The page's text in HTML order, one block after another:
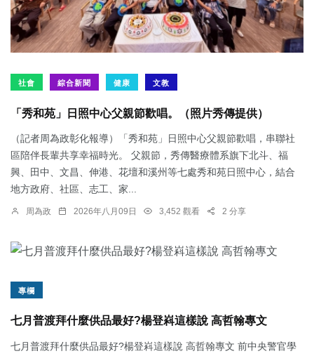
社會 綜合新聞 健康 文教
「秀和苑」日照中心父親節歡唱。（照片秀傳提供）
（記者周為政彰化報導）「秀和苑」日照中心父親節歡唱，串聯社
區陪伴長輩共享幸福時光。 父親節，秀傳醫療體系旗下北斗、福
興、田中、文昌、伸港、花壇和溪州等七處秀和苑日照中心，結合
地方政府、社區、志工、家...
周為政 2026年八月09日 3,452 觀看 2 分享
專欄
七月普渡拜什麼供品最好?楊登嵙這樣說 高哲翰專文
七月普渡拜什麼供品最好?楊登嵙這樣說 高哲翰專文 前中央警官學